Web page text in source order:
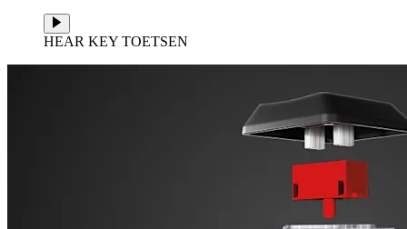
HEAR KEY TOETSEN